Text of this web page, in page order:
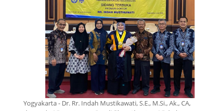
Yogyakarta - Dr. Rr. Indah Mustikawati, S.E., M.Si., Ak., CA,